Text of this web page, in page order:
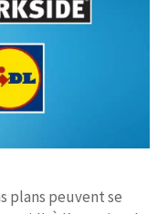
plans peuvent se